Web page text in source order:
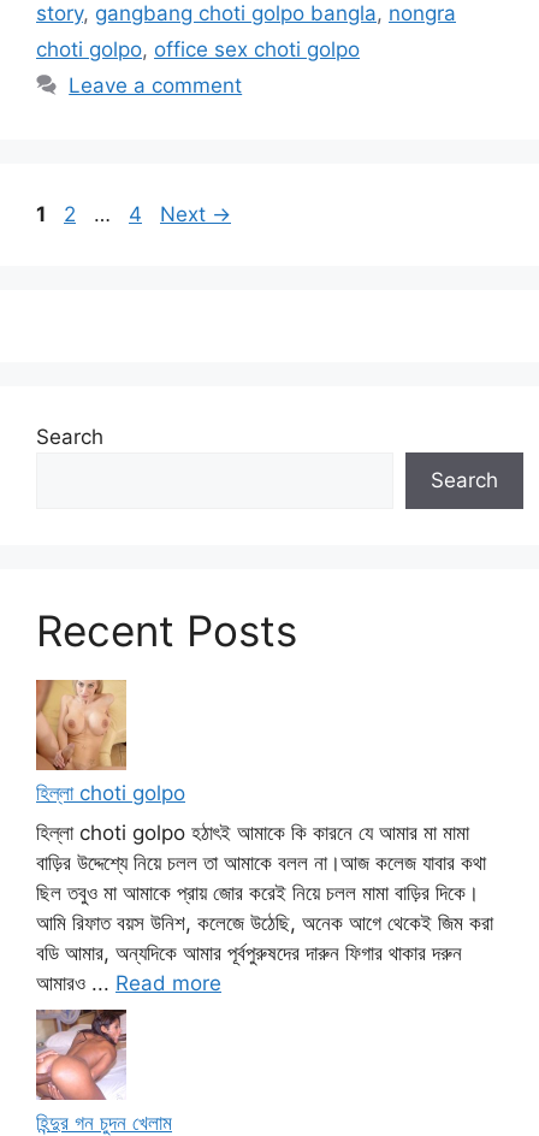
story, gangbang choti golpo bangla, nongra
choti golpo, office sex choti golpo
Leave a comment
Page
1 Page
2 … Page
4 Next →
Search
Search
Recent Posts
হিল্লা choti golpo
হিল্লা choti golpo হঠাৎই আমাকে কি কারনে যে আমার মা মামা
বাড়ির উদ্দেশ্যে নিয়ে চলল তা আমাকে বলল না।আজ কলেজ যাবার কথা
ছিল তবুও মা আমাকে প্রায় জোর করেই নিয়ে চলল মামা বাড়ির দিকে।
আমি রিফাত বয়স উনিশ, কলেজে উঠেছি, অনেক আগে থেকেই জিম করা
বডি আমার, অন্যদিকে আমার পূর্বপুরুষদের দারুন ফিগার থাকার দরুন
আমারও ... Read more
হিন্দুর গন চুদন খেলাম